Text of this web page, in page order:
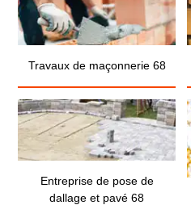
Travaux de maçonnerie 68
Entreprise de pose de
dallage et pavé 68